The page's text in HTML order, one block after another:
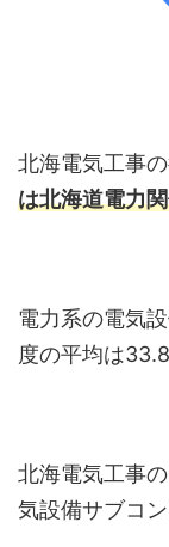
北海電気工事
は北海道電力
電力系の電気
度の平均は
北海電気工事
気設備サブコ